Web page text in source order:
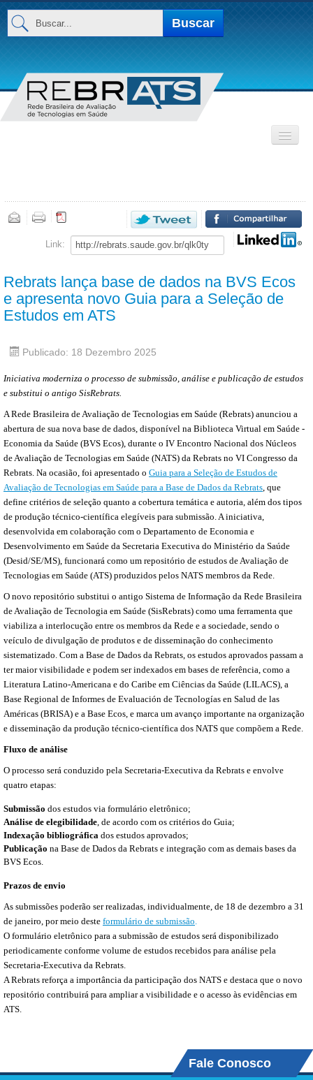
Buscar...
Buscar
Base de Dados
MEMBROS
Link:
Rebrats lança base de dados na BVS Ecos
e apresenta novo Guia para a Seleção de
Estudos em ATS
Publicado: 18 Dezembro 2025
Iniciativa moderniza o processo de submissão, análise e publicação de estudos
e substitui o antigo SisRebrats.
A Rede Brasileira de Avaliação de Tecnologias em Saúde (Rebrats) anunciou a
abertura de sua nova base de dados, disponível na Biblioteca Virtual em Saúde -
Economia da Saúde (BVS Ecos), durante o IV Encontro Nacional dos Núcleos
de Avaliação de Tecnologias em Saúde (NATS) da Rebrats no VI Congresso da
Rebrats. Na ocasião, foi apresentado o Guia para a Seleção de Estudos de
Avaliação de Tecnologias em Saúde para a Base de Dados da Rebrats, que
define critérios de seleção quanto a cobertura temática e autoria, além dos tipos
de produção técnico-científica elegíveis para submissão. A iniciativa,
desenvolvida em colaboração com o Departamento de Economia e
Desenvolvimento em Saúde da Secretaria Executiva do Ministério da Saúde
(Desid/SE/MS), funcionará como um repositório de estudos de Avaliação de
Tecnologias em Saúde (ATS) produzidos pelos NATS membros da Rede.
O novo repositório substitui o antigo Sistema de Informação da Rede Brasileira
de Avaliação de Tecnologia em Saúde (SisRebrats) como uma ferramenta que
viabiliza a interlocução entre os membros da Rede e a sociedade, sendo o
veículo de divulgação de produtos e de disseminação do conhecimento
sistematizado. Com a Base de Dados da Rebrats, os estudos aprovados passam a
ter maior visibilidade e podem ser indexados em bases de referência, como a
Literatura Latino-Americana e do Caribe em Ciências da Saúde (LILACS), a
Base Regional de Informes de Evaluación de Tecnologías en Salud de las
Américas (BRISA) e a Base Ecos, e marca um avanço importante na organização
e disseminação da produção técnico-científica dos NATS que compõem a Rede.
Fluxo de análise
O processo será conduzido pela Secretaria-Executiva da Rebrats e envolve
quatro etapas:
Submissão dos estudos via formulário eletrônico;
Análise de elegibilidade, de acordo com os critérios do Guia;
Indexação bibliográfica dos estudos aprovados;
Publicação na Base de Dados da Rebrats e integração com as demais bases da
BVS Ecos.
Prazos de envio
As submissões poderão ser realizadas, individualmente, de 18 de dezembro a 31
de janeiro, por meio deste formulário de submissão.
O formulário eletrônico para a submissão de estudos será disponibilizado
periodicamente conforme volume de estudos recebidos para análise pela
Secretaria-Executiva da Rebrats.
A Rebrats reforça a importância da participação dos NATS e destaca que o novo
repositório contribuirá para ampliar a visibilidade e o acesso às evidências em
ATS.
Fale Conosco